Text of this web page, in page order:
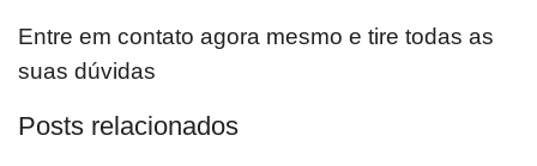
Entre em contato agora mesmo e tire todas as
suas dúvidas
Posts relacionados